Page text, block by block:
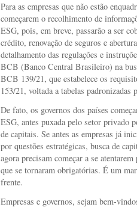
Para as empresas que não estão
começarem o recolhimento de
ESG, pois, em breve, passarão a ser
crédito, renovação de seguros e
detalhamento das regulações e
BCB (Banco Central Brasileiro) na
BCB 139/21, que estabelece os
153/21, voltada a tabelas padronizadas
De fato, os governos dos países
ESG, antes puxada pelo setor privado
de capitais. Se antes as empresas já
por questões estratégicas, busca de
agora precisam começar a se
que se tornaram obrigatórias. É um
frente.
Empresas e governos, sejam bem-